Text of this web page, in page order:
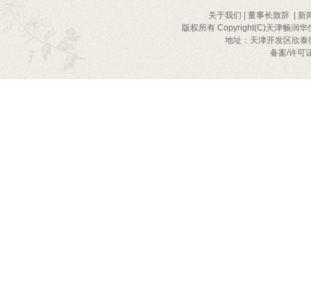
关于我们 董事长致辞
新
版权所有 Copyright(C)天津畅润
地址：天津开发区欣
备案/许可